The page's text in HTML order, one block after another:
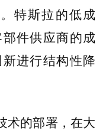
特斯拉的低成
件供应商的成
进行结构性降
术的部署，在大